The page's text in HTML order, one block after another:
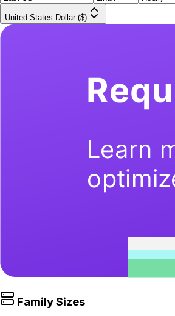
United States Dollar ($)
Family Sizes